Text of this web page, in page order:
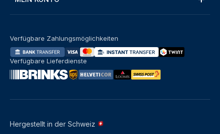
Hergestellt in der Schweiz
Verfügbare Zahlungsmöglichkeiten
Verfügbare Lieferdienste